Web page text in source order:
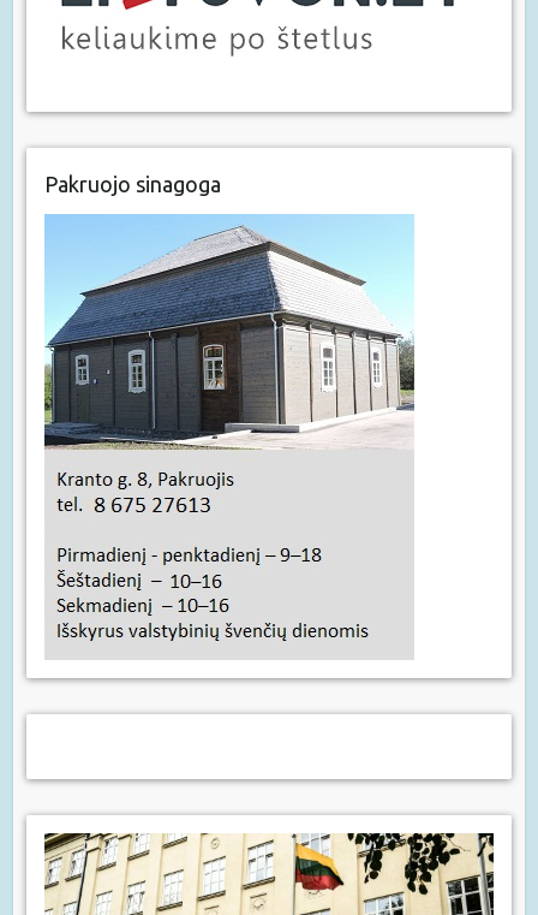
Pakruojo sinagoga